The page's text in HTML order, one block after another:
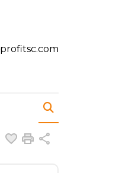
Dodaj do
Drukuj